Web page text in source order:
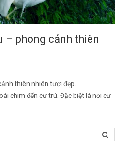
– phong cảnh thiên
thiên nhiên tươi đẹp.
chim đến cư trú. Đặc biệt là nơi cư